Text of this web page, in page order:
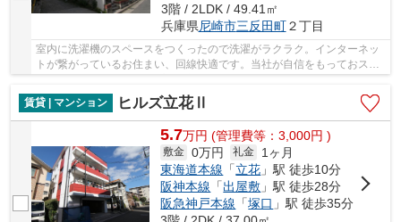
3階 / 2LDK / 49.41㎡
兵庫県尼崎市三反田町２丁目
室内に洗濯機のスペースをつくったので洗濯がラクラク。インターネッ
トが繋がっているお住まい、回線快適です。当社が自信をもっておスス
メできるマンションタイプのお部屋。開放感溢...
賃貸 | マンション
ヒルズ立花Ⅱ
5.7万円 (管理費等：3,000円 )
敷金 0万円 礼金
1ヶ月
東海道本線 「立花 」駅 徒歩10分
阪神本線 「出屋敷 」駅 徒歩28分
阪急神戸本線 「塚口 」駅 徒歩35分